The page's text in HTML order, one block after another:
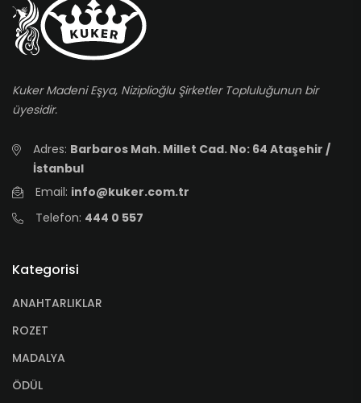
Kuker Madeni Eşya, Niziplioğlu Şirketler Topluluğunun bir
üyesidir.
Adres: Barbaros Mah. Millet Cad. No: 64 Ataşehir /
İstanbul
Email: info@kuker.com.tr
Telefon: 444 0 557
Kategorisi
ANAHTARLIKLAR
ROZET
MADALYA
ÖDÜL